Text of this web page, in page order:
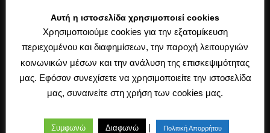
Διαβάστε περισσότερα ›
Αυτή η ιστοσελίδα χρησιμοποιεί cookies
Χρησιμοποιούμε cookies για την εξατομίκευση
περιεχομένου και διαφημίσεων, την παροχή λειτουργιών
κοινωνικών μέσων και την ανάλυση της επισκεψιμότητας
μας. Εφόσον συνεχίσετε να χρησιμοποιείτε την ιστοσελίδα
μας, συναινείτε στη χρήση των cookies μας.
Συμφωνώ Διαφωνώ | Πολιτική Απορρήτου